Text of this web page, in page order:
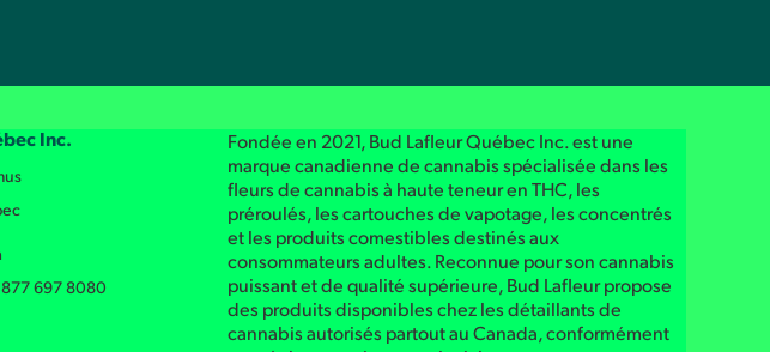
Inc.
697 8080
Fondée en 2021, Bud Lafleur Québec Inc. est une
marque canadienne de cannabis spécialisée dans les
fleurs de cannabis à haute teneur en THC, les
préroulés, les cartouches de vapotage, les concentrés
et les produits comestibles destinés aux
consommateurs adultes. Reconnue pour son cannabis
puissant et de qualité supérieure, Bud Lafleur propose
des produits disponibles chez les détaillants de
cannabis autorisés partout au Canada, conformément